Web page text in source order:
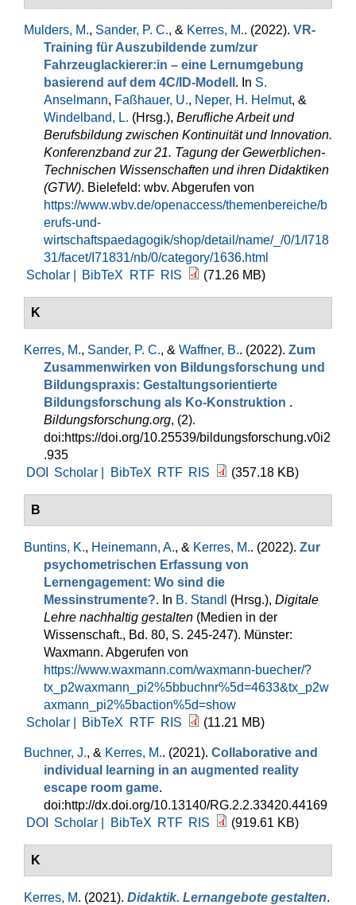
Mulders, M., Sander, P. C., & Kerres, M.. (2022). VR-
Training für Auszubildende zum/zur
Fahrzeuglackierer:in – eine Lernumgebung
basierend auf dem 4C/ID-Modell . In S.
Anselmann, Faßhauer, U., Neper, H. Helmut, &
Windelband, L. (Hrsg.), Berufliche Arbeit und
Berufsbildung zwischen Kontinuität und Innovation.
Konferenzband zur 21. Tagung der Gewerblichen-
Technischen Wissenschaften und ihren Didaktiken
(GTW). Bielefeld: wbv. Abgerufen von
https://www.wbv.de/openaccess/themenbereiche/b
erufs-und-
wirtschaftspaedagogik/shop/detail/name/_/0/1/I718
31/facet/I71831/nb/0/category/1636.html
Scholar |
BibTeX RTF RIS (71.26 MB)
K
Kerres, M., Sander, P. C., & Waffner, B.. (2022). Zum
Zusammenwirken von Bildungsforschung und
Bildungspraxis: Gestaltungsorientierte
Bildungsforschung als Ko-Konstruktion .
Bildungsforschung.org, (2).
doi:https://doi.org/10.25539/bildungsforschung.v0i2
.935
DOI
Scholar | BibTeX RTF RIS (357.18 KB)
B
Buntins, K., Heinemann, A., & Kerres, M.. (2022). Zur
psychometrischen Erfassung von
Lernengagement: Wo sind die
Messinstrumente?. In B. Standl (Hrsg.), Digitale
Lehre nachhaltig gestalten (Medien in der
Wissenschaft., Bd. 80, S. 245-247). Münster:
Waxmann. Abgerufen von
https://www.waxmann.com/waxmann-buecher/?
tx_p2waxmann_pi2%5bbuchnr%5d=4633&tx_p2w
axmann_pi2%5baction%5d=show
Scholar |
BibTeX RTF RIS (11.21 MB)
Buchner, J., & Kerres, M.. (2021). Collaborative and
individual learning in an augmented reality
escape room game.
doi:http://dx.doi.org/10.13140/RG.2.2.33420.44169
DOI
Scholar | BibTeX RTF RIS (919.61 KB)
K
Kerres, M. (2021). Didaktik. Lernangebote gestalten.